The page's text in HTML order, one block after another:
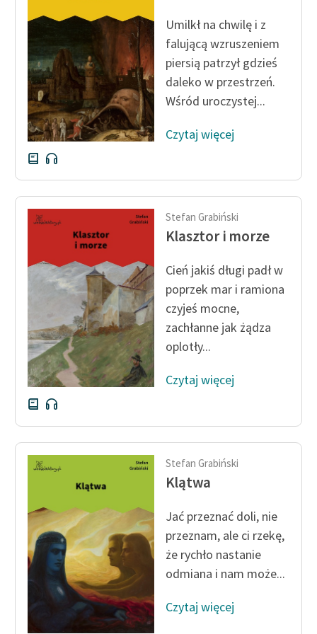
Kolekcje edukacyjne
twórców przechodzących
do domeny publicznej,
lektur szkolnych oraz
Starego Testamentu
Odkurzamy bohaterów
Szkoła Poezji Wolnych
Lektur
O nas
O projekcie
Zasady wykorzystania
Wolnych Lektur
Logotypy
Materiały promocyjne
Polityka prywatności
Regulamin biblioteki
Dane fundacji i
sprawozdania finansowe
Regulamin darowizn
Informacja o treściach
wrażliwych
Deklaracja dostępności
Umilkł na chwilę i z
falującą wzruszeniem
piersią patrzył gdzieś
daleko w przestrzeń.
Wśród uroczystej...
Czytaj więcej
Stefan Grabiński
Klasztor i morze
Cień jakiś długi padł w
poprzek mar i ramiona
czyjeś mocne,
zachłanne jak żądza
oplotły...
Czytaj więcej
Stefan Grabiński
Klątwa
Jać przeznać doli, nie
przeznam, ale ci rzekę,
że rychło nastanie
odmiana i nam może...
Czytaj więcej